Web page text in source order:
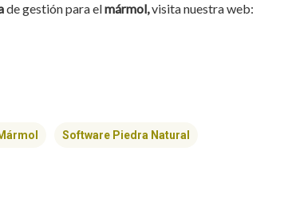
de gestión para elmármol,visita nuestra web:
Software Piedra Natural